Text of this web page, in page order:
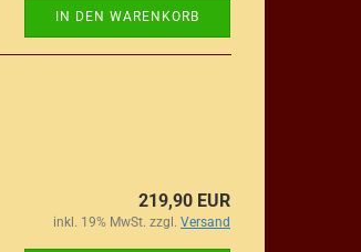
IN DEN WARENKORB
219,90 EUR
inkl. 19% MwSt. zzgl. Versand